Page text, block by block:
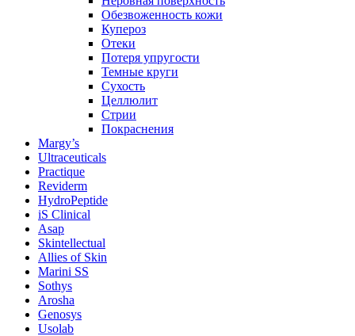
Обезвоженность кожи
Купероз
Отеки
Потеря упругости
Темные круги
Сухость
Целлюлит
Стрии
Покраснения
Margy’s
Ultraceuticals
Practique
Reviderm
HydroPeptide
iS Clinical
Asap
Skintellectual
Allies of Skin
Marini SS
Sothys
Arosha
Genosys
Usolab